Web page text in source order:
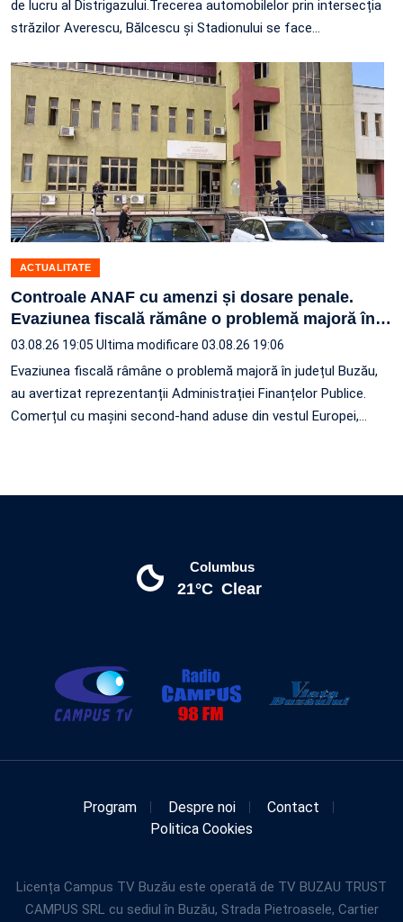
de lucru al Distrigazului.Trecerea automobilelor prin intersecția
străzilor Averescu, Bălcescu și Stadionului se face…
ACTUALITATE
Controale ANAF cu amenzi și dosare penale.
Evaziunea fiscală rămâne o problemă majoră în…
03.08.26 19:05 Ultima modificare 03.08.26 19:06
Evaziunea fiscală râmâne o problemă majoră în județul Buzău,
au avertizat reprezentanții Administrației Finanțelor Publice.
Comerțul cu mașini second-hand aduse din vestul Europei,…
Columbus
21°C Clear
Program Despre noi
Contact
Politica Cookies
Licența Campus TV Buzău este operată de TV BUZAU TRUST
CAMPUS SRL cu sediul în Buzău, Strada Pietroasele, Cartier